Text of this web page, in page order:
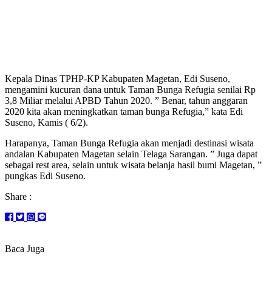
Kepala Dinas TPHP-KP Kabupaten Magetan, Edi Suseno,
mengamini kucuran dana untuk Taman Bunga Refugia senilai Rp
3,8 Miliar melalui APBD Tahun 2020. ” Benar, tahun anggaran
2020 kita akan meningkatkan taman bunga Refugia,” kata Edi
Suseno, Kamis ( 6/2).
Harapanya, Taman Bunga Refugia akan menjadi destinasi wisata
andalan Kabupaten Magetan selain Telaga Sarangan. ” Juga dapat
sebagai rest area, selain untuk wisata belanja hasil bumi Magetan, ”
pungkas Edi Suseno.
Share :
Baca Juga